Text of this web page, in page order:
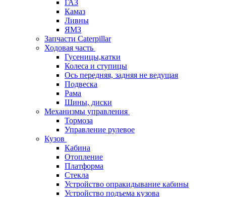
ГАЗ
Камаз
Ливны
ЯМЗ
Запчасти Caterpillar
Ходовая часть
Гусеницы,катки
Колеса и ступицы
Ось передняя, задняя не ведущая
Подвеска
Рама
Шины, диски
Механизмы управления
Тормоза
Управление рулевое
Кузов
Кабина
Отопление
Платформа
Стекла
Устройство опракидывание кабины
Устройство подъема кузова